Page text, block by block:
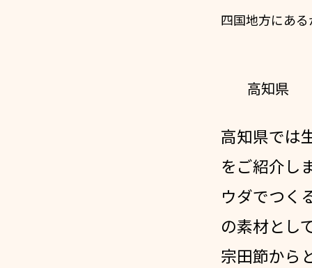
四国地方にあ
高知県
高知県では
をご紹介し
ウダでつく
の素材とし
宗田節から